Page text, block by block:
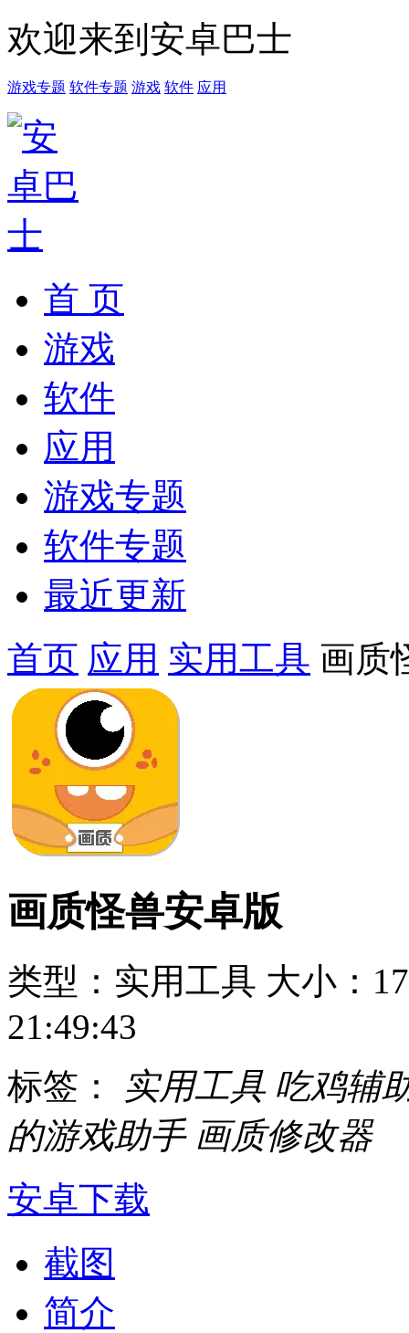
欢迎来到安卓巴士
游戏专题 软件专题 游戏 软件 应用
首 页
游戏
软件
应用
游戏专题
软件专题
最近更新
首页 应用 实用工具 画质
画质怪兽安卓版
类型：实用工具 大小：
21:49:43
标签： 实用工具 吃鸡辅
的游戏助手 画质修改器
安卓下载
截图
简介